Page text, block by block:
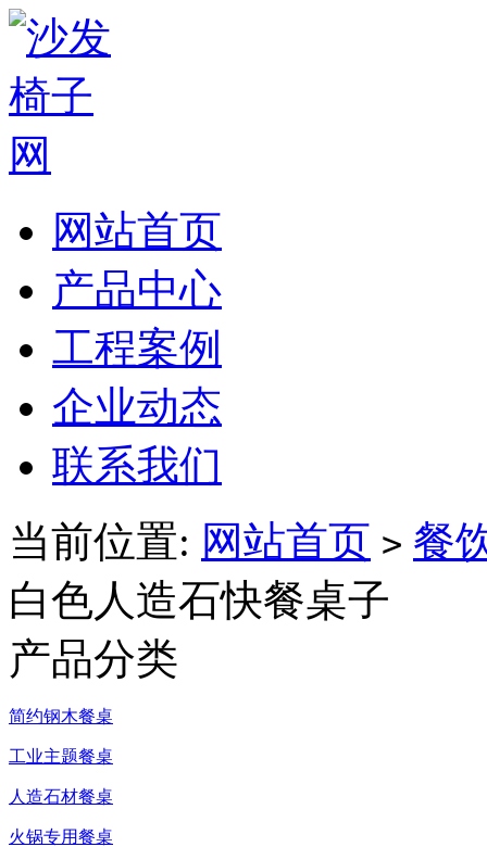
网站首页
产品中心
工程案例
企业动态
联系我们
当前位置: 网站首页 > 餐
白色人造石快餐桌子
产品分类
简约钢木餐桌
工业主题餐桌
人造石材餐桌
火锅专用餐桌